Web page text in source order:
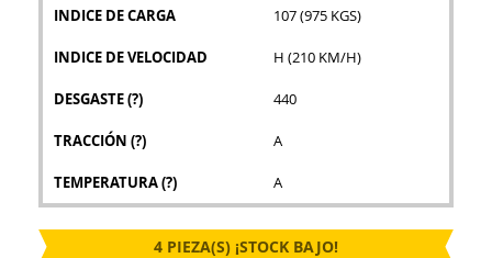
INDICE DE CARGA 107 (975 KGS)
INDICE DE VELOCIDAD H (210 KM/H)
DESGASTE(?) 440
TRACCIÓN (?) A
TEMPERATURA(?) A
4 PIEZA(S) ¡STOCK BAJO!